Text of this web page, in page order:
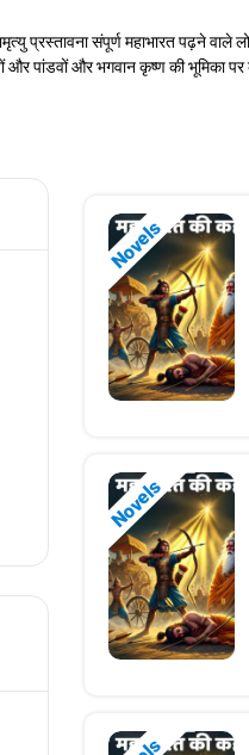
प्रस्तावना संपूर्ण महाभारत पढ़ने
पांडवों और भगवान कृष्ण की भूमिका
Novels
Novels